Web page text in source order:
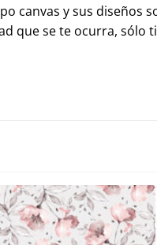
canvas y sus diseños
que se te ocurra, sólo